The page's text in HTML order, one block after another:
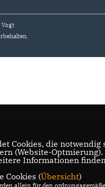
Vogt
Cookies, die
(Website-
Informationen
Cookies (Übersicht)
allein für den